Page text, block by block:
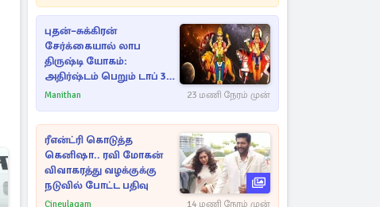
புதன்–சுக்கிரன்
சேர்க்கையால் லாப
திருஷ்டி யோகம்:
அதிர்ஷ்டம் பெறும் டாப் 3
ராசிகள்!
Manithan 23 மணி நேரம் முன்
ரீஎன்ட்ரி கொடுத்த
கெனிஷா.. ரவி மோகன்
விவாகரத்து வழக்குக்கு
நடுவில் போட்ட பதிவு
Cineulagam 14 மணி நேரம் முன்